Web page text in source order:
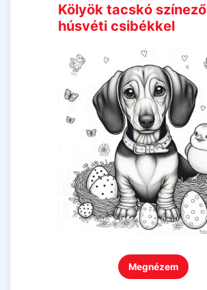
Kölyök tacskó színező
húsvéti csibékkel
Megnézem